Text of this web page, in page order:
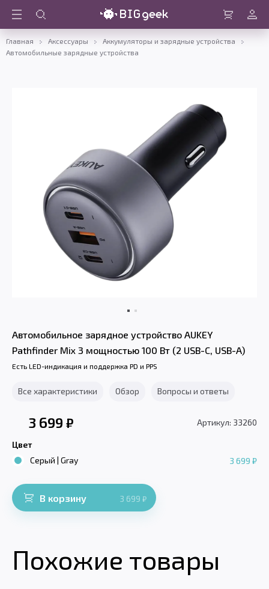
Войти
Главная Аксессуары
Аккумуляторы и зарядные устройства
Автомобильные зарядные устройства
Автомобильное зарядное устройство AUKEY
Pathfinder Mix 3 мощностью 100 Вт (2 USB-C, USB-A)
Есть LED-индикация и поддержка PD и PPS
Все характеристики Обзор Вопросы и ответы
3 699 ₽ Артикул: 33260
Цвет
Серый | Gray
3 699 ₽
В корзину 3 699 ₽
Похожие товары